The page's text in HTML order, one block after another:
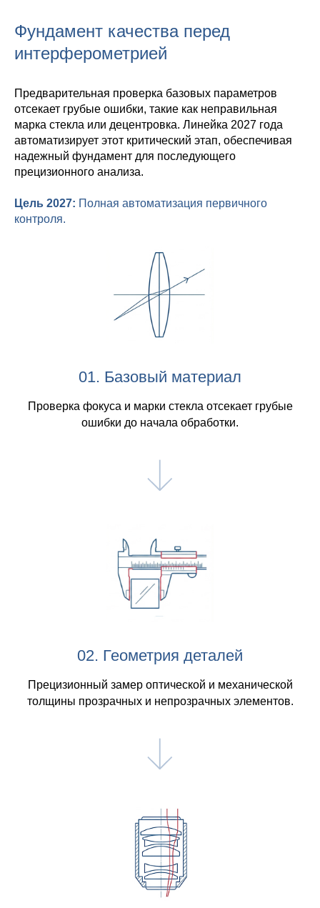
Фундамент качества перед
интерферометрией
Предварительная проверка базовых параметров
отсекает грубые ошибки, такие как неправильная
марка стекла или децентровка. Линейка 2027 года
автоматизирует этот критический этап, обеспечивая
надежный фундамент для последующего
прецизионного анализа.
Цель 2027: Полная автоматизация первичного
контроля.
01. Базовый материал
Проверка фокуса и марки стекла отсекает грубые
ошибки до начала обработки.
02. Геометрия деталей
Прецизионный замер оптической и механической
толщины прозрачных и непрозрачных элементов.